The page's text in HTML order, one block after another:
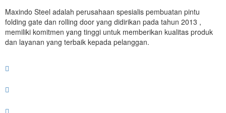
Maxindo Steel adalah perusahaan spesialis pembuatan pintu
folding gate dan rolling door yang didirikan pada tahun 2013 ,
memiliki komitmen yang tinggi untuk memberikan kualitas produk
dan layanan yang terbaik kepada pelanggan.